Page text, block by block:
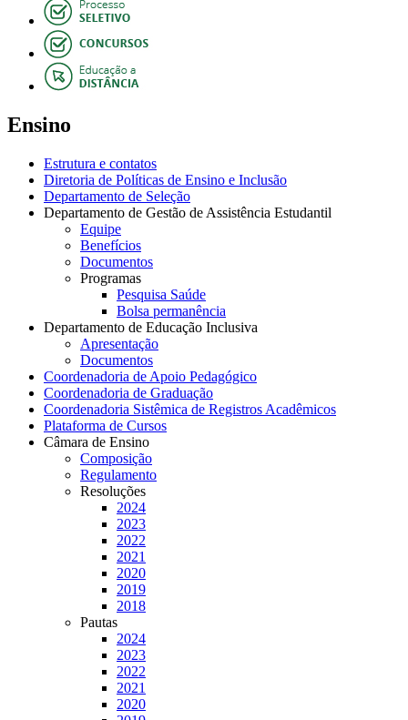
Ensino
Estrutura e contatos
Diretoria de Políticas de Ensino e Inclusão
Departamento de Seleção
Departamento de Gestão de Assistência Estudantil
Equipe
Benefícios
Documentos
Programas
Pesquisa Saúde
Bolsa permanência
Departamento de Educação Inclusiva
Apresentação
Documentos
Coordenadoria de Apoio Pedagógico
Coordenadoria de Graduação
Coordenadoria Sistêmica de Registros Acadêmicos
Plataforma de Cursos
Câmara de Ensino
Composição
Regulamento
Resoluções
2024
2023
2022
2021
2020
2019
2018
Pautas
2024
2023
2022
2021
2020